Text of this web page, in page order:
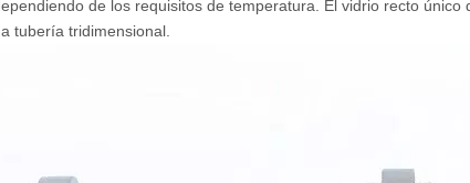
de los requisitos de temperatura. El vidrio recto
tubería tridimensional.